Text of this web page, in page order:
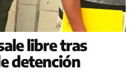
libre tras
detención